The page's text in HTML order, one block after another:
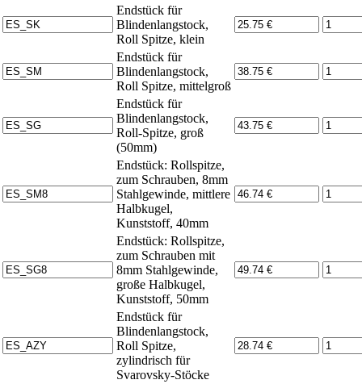
Endstück für
Blindenlangstock,
Roll Spitze, klein
Endstück für
Blindenlangstock,
Roll Spitze, mittelgroß
Endstück für
Blindenlangstock,
Roll-Spitze, groß
(50mm)
Endstück: Rollspitze,
zum Schrauben, 8mm
Stahlgewinde, mittlere
Halbkugel,
Kunststoff, 40mm
Endstück: Rollspitze,
zum Schrauben mit
8mm Stahlgewinde,
große Halbkugel,
Kunststoff, 50mm
Endstück für
Blindenlangstock,
Roll Spitze,
zylindrisch für
Svarovsky-Stöcke